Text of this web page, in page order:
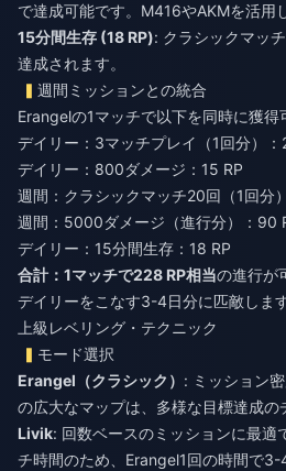
で達成可能です。M416やAKMを活用
15分間生存 (18 RP): クラシックマッ
達成されます。
週間ミッションとの統合
Erangelの1マッチで以下を同時に獲得
デイリー：3マッチプレイ（1回分）：
デイリー：800ダメージ：15 RP
週間：クラシックマッチ20回（1回分
週間：5000ダメージ（進行分）：90
デイリー：15分間生存：18 RP
合計：1マッチで228 RP相当の進行が
デイリーをこなす3-4日分に匹敵します
上級レベリング・テクニック
モード選択
Erangel（クラシック） : ミッション
の広大なマップは、多様な目標達成の
Livik: 回数ベースのミッションに最適
チ時間のため、Erangel1回の時間で3-